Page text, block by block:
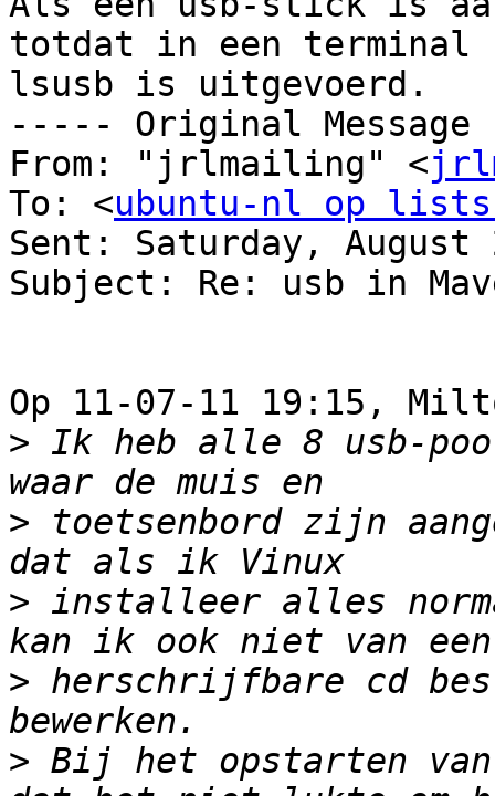
totdat in een terminal
lsusb is uitgevoerd.
----- Original
From: "jrlmailing" <
To: <ubuntu-nl op
Sent: Saturday, August
Subject: Re: usb in
Op 11-07-11 19:15,
> Ik heb alle 8 usb-
> toetsenbord zijn
> installeer alles
> herschrijfbare cd
> Bij het opstarten